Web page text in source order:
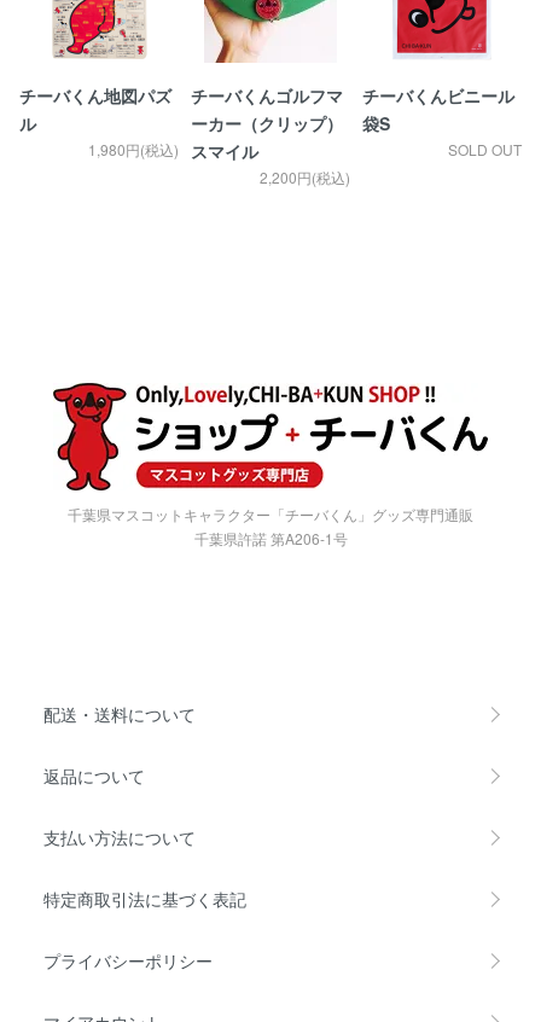
チーバくん地図パズ
ル
1,980円(税込)
チーバくんゴルフマ
ーカー（クリップ）
スマイル
2,200円(税込)
チーバくんビニール
袋S
SOLD OUT
千葉県マスコットキャラクター「チーバくん」グッズ専門通販
千葉県許諾 第A206-1号
配送・送料について
返品について
支払い方法について
特定商取引法に基づく表記
プライバシーポリシー